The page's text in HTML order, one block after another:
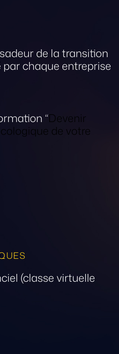
de la transition
chaque entreprise
“Devenir
de votre
(classe virtuelle